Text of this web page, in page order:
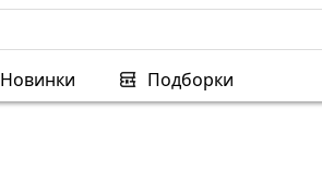
Новинки Подборки